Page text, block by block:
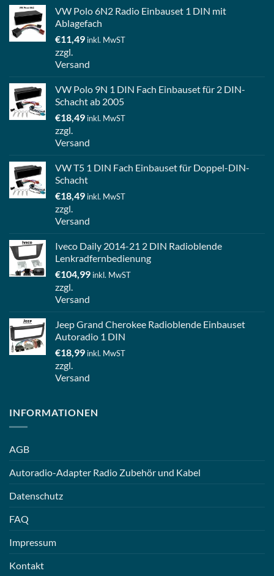
VW Polo 6N2 Radio Einbauset 1 DIN mit
Ablagefach
€11,49 inkl. MwST
zzgl.
Versand
VW Polo 9N 1 DIN Fach Einbauset für 2 DIN-
Schacht ab 2005
€18,49 inkl. MwST
zzgl.
Versand
VW T5 1 DIN Fach Einbauset für Doppel-DIN-
Schacht
€18,49 inkl. MwST
zzgl.
Versand
Iveco Daily 2014-21 2 DIN Radioblende
Lenkradfernbedienung
€104,99 inkl. MwST
zzgl.
Versand
Jeep Grand Cherokee Radioblende Einbauset
Autoradio 1 DIN
€18,99 inkl. MwST
zzgl.
Versand
INFORMATIONEN
AGB
Autoradio-Adapter Radio Zubehör und Kabel
Datenschutz
FAQ
Impressum
Kontakt